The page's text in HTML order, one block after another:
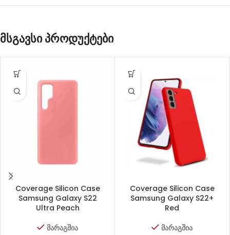
მსგავსი პროდუქტები
Coverage Silicon Case
Samsung Galaxy S22
Ultra Peach
მარაგშია
Coverage Silicon Case
Samsung Galaxy S22+
Red
მარაგშია